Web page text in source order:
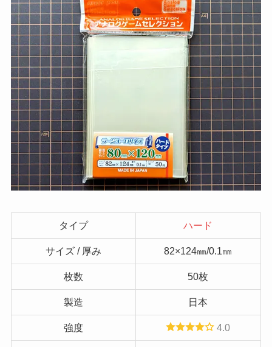
タイプ ハード
サイズ / 厚み 82×124㎜/0.1㎜
枚数 50枚
製造 日本
強度 4.0